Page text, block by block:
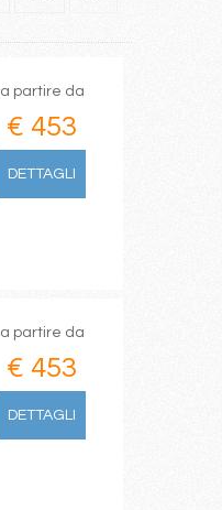
a partire da
€ 453
DETTAGLI
a partire da
€ 453
DETTAGLI